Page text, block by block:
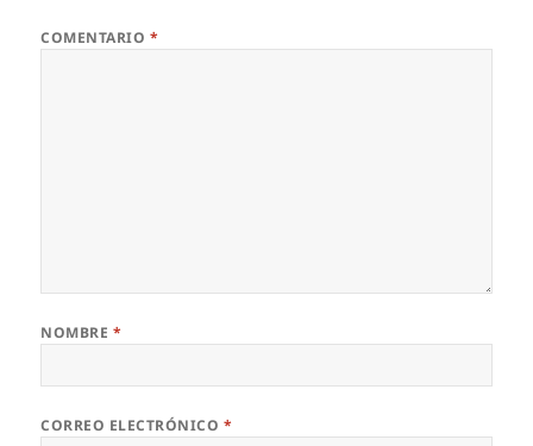
COMENTARIO *
NOMBRE *
CORREO ELECTRÓNICO *